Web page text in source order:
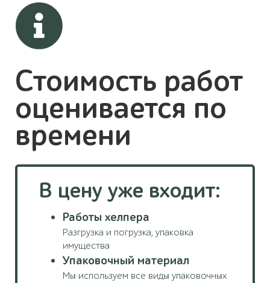
Стоимость работ
оценивается по
времени
В цену уже входит:
Работы хелпера
Разгрузка и погрузка, упаковка
имущества
Упаковочный материал
Мы используем все виды упаковочных